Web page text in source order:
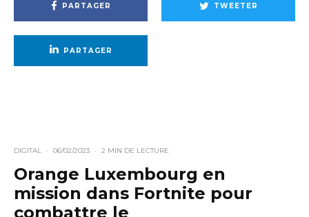
PARTAGER TWEETER
PARTAGER
DIGITAL · 06/02/2023 · 2 MIN DE LECTURE
Orange Luxembourg en
mission dans Fortnite pour
combattre le